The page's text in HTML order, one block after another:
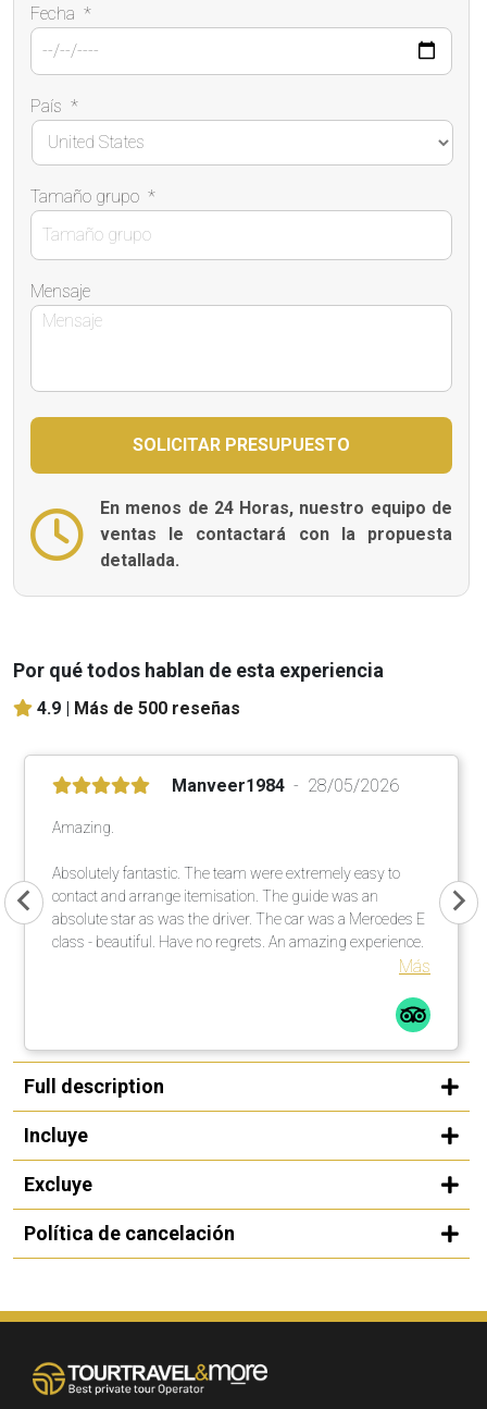
Fecha *
País *
Tamaño grupo *
Mensaje
En menos de 24 Horas, nuestro equipo de
ventas le contactará con la propuesta
detallada.
Por qué todos hablan de esta experiencia
4.9 | Más de 500 reseñas
Manveer1984 28/05/2026
Amazing.
Absolutely fantastic. The team were extremely easy to
contact and arrange itemisation. The guide was an
absolute star as was the driver. The car was a Mercedes E
class - beautiful. Have no regrets. An amazing experience.
Más
Full description
Incluye
Excluye
Política de cancelación